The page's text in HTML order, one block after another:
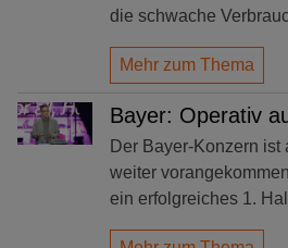
die schwache
Mehr zum Thema
Bayer: Operativ
Der Bayer-Konzern ist
weiter
ein erfolgreiches 1.